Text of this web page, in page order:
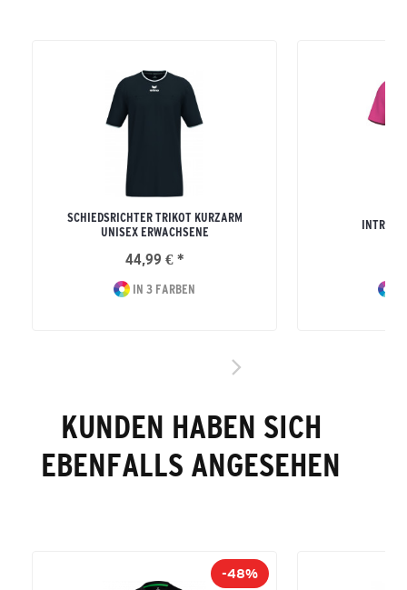
SCHIEDSRICHTER TRIKOT KURZARM
UNISEX ERWACHSENE
44,99 € *
IN 3 FARBEN
INTRO
KUNDEN HABEN SICH
EBENFALLS ANGESEHEN
-48%